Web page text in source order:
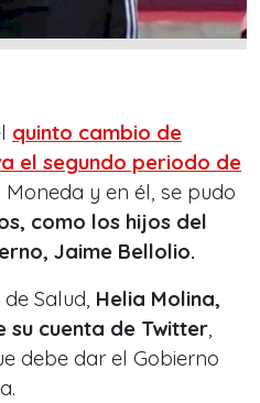
quinto cambio de
el segundo periodo de
Moneda y en él, se pudo
como los hijos del
Jaime Bellolio.
Salud, Helia Molina,
cuenta de Twitter,
debe dar el Gobierno